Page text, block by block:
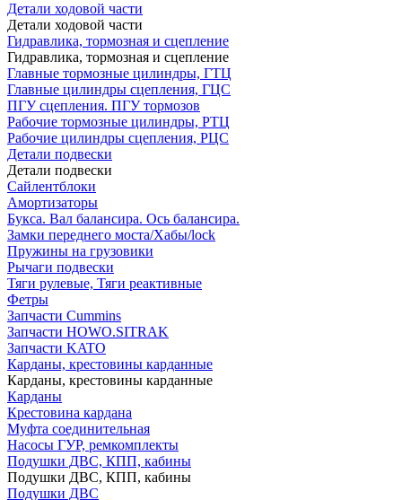
Детали ходовой части
Детали ходовой части
Гидравлика, тормозная и сцепление
Гидравлика, тормозная и сцепление
Главные тормозные цилиндры, ГТЦ
Главные цилиндры сцепления, ГЦС
ПГУ сцепления. ПГУ тормозов
Рабочие тормозные цилиндры, РТЦ
Рабочие цилиндры сцепления, РЦС
Детали подвески
Детали подвески
Cайлентблоки
Амортизаторы
Букса. Вал балансира. Ось балансира.
Замки переднего моста/Хабы/lock
Пружины на грузовики
Рычаги подвески
Тяги рулевые, Тяги реактивные
Фетры
Запчасти Cummins
Запчасти HOWO.SITRAK
Запчасти KATO
Карданы, крестовины карданные
Карданы, крестовины карданные
Карданы
Крестовина кардана
Муфта соединительная
Насосы ГУР, ремкомплекты
Подушки ДВС, КПП, кабины
Подушки ДВС, КПП, кабины
Подушки ДВС